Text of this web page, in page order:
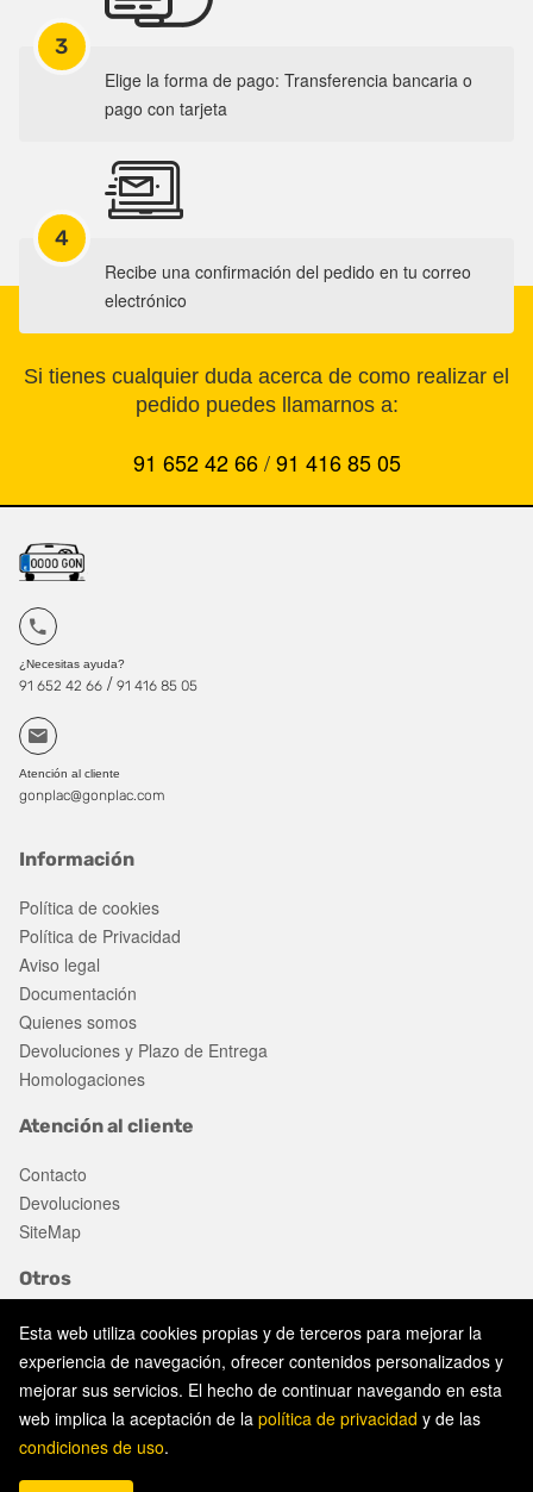
3
Elige la forma de pago: Transferencia bancaria o
pago con tarjeta
4
Recibe una confirmación del pedido en tu correo
electrónico
Si tienes cualquier duda acerca de como realizar el
pedido puedes llamarnos a:
91 652 42 66 /91 416 85 05
¿Necesitas ayuda?
91 652 42 66 / 91 416 85 05
Atención al cliente
gonplac@gonplac.com
Información
Política de cookies
Política de Privacidad
Aviso legal
Documentación
Quienes somos
Devoluciones y Plazo de Entrega
Homologaciones
Atención al cliente
Contacto
Devoluciones
SiteMap
Otros
Ofertas
Aviso legal
Política de privacidad
Esta web utiliza cookies propias y de terceros para mejorar la
experiencia de navegación, ofrecer contenidos personalizados y
mejorar sus servicios. El hecho de continuar navegando en esta
web implica la aceptación de la política de privacidad y de las
condiciones de uso.